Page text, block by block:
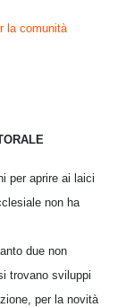
la comunità
per aprire ai laici
non ha
due non
trovano sviluppi
per la novità